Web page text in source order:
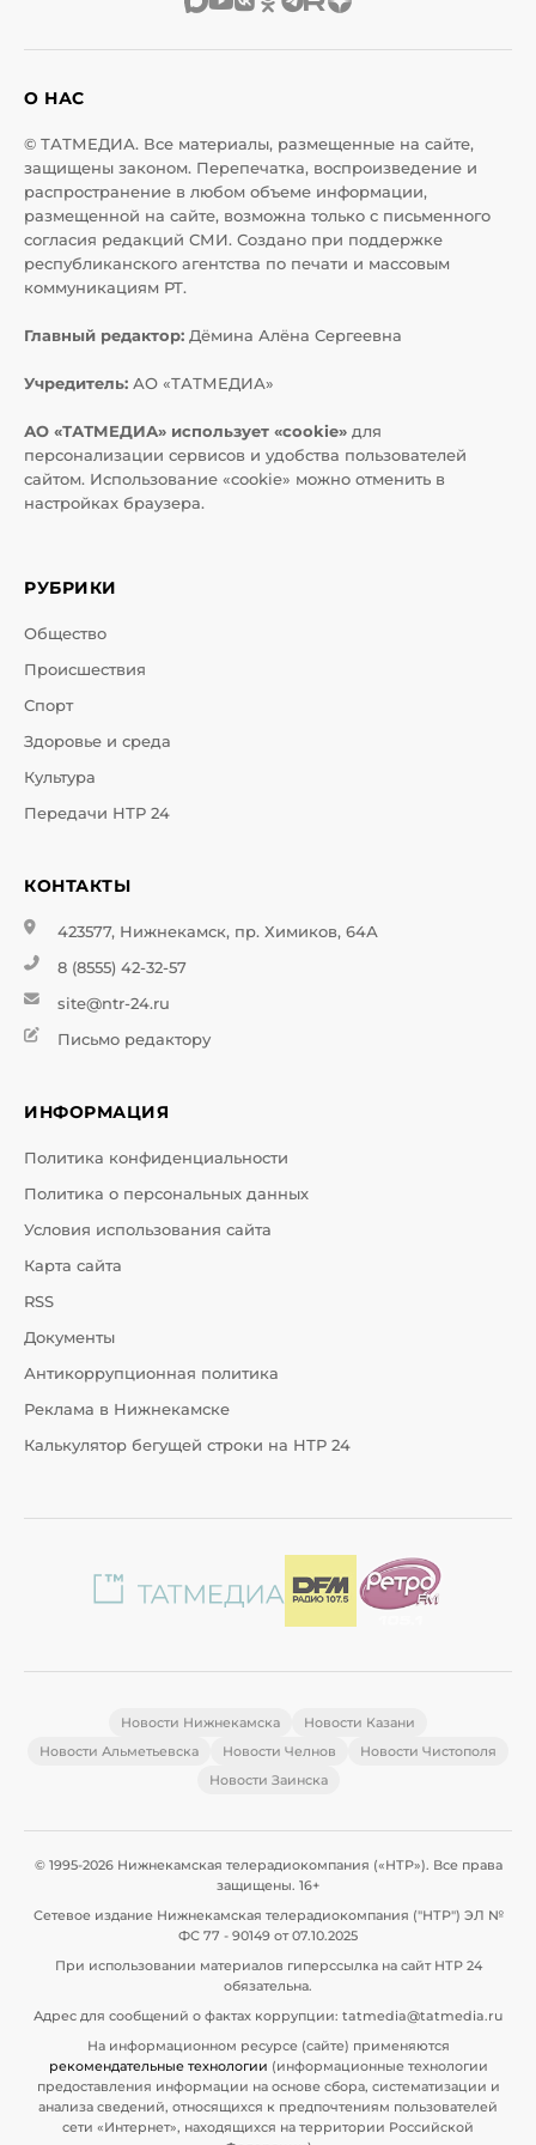
О НАС
© ТАТМЕДИА. Все материалы, размещенные на сайте,
защищены законом. Перепечатка, воспроизведение и
распространение в любом объеме информации,
размещенной на сайте, возможна только с письменного
согласия редакций СМИ. Создано при поддержке
республиканского агентства по печати и массовым
коммуникациям РТ.
Главный редактор: Дёмина Алёна Сергеевна
Учредитель: АО «ТАТМЕДИА»
АО «ТАТМЕДИА» использует «cookie» для
персонализации сервисов и удобства пользователей
сайтом. Использование «cookie» можно отменить в
настройках браузера.
РУБРИКИ
Общество
Происшествия
Спорт
Здоровье и среда
Культура
Передачи НТР 24
КОНТАКТЫ
423577, Нижнекамск, пр. Химиков, 64А
8 (8555) 42-32-57
site@ntr-24.ru
Письмо редактору
ИНФОРМАЦИЯ
Политика конфиденциальности
Политика о персональных данных
Условия использования сайта
Карта сайта
RSS
Документы
Антикоррупционная политика
Реклама в Нижнекамске
Калькулятор бегущей строки на НТР 24
Новости Нижнекамска
Новости Казани
Новости Альметьевска
Новости Челнов
Новости Чистополя
Новости Заинска
© 1995-2026 Нижнекамская телерадиокомпания («НТР»). Все права
защищены. 16+
Сетевое издание Нижнекамская телерадиокомпания ("НТР") ЭЛ №
ФС 77 - 90149 от 07.10.2025
При использовании материалов гиперссылка на сайт НТР 24
обязательна.
Адрес для сообщений о фактах коррупции: tatmedia@tatmedia.ru
На информационном ресурсе (сайте) применяются
рекомендательные технологии (информационные технологии
предоставления информации на основе сбора, систематизации и
анализа сведений, относящихся к предпочтениям пользователей
сети «Интернет», находящихся на территории Российской